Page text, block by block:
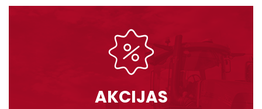
AKCIJAS